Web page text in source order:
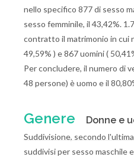
nello specifico 877 di sesso
sesso femminile, il 43,42%.
contratto il matrimonio in cui
49,59% ) e 867 uomini (
Per concludere, il numero di
48 persone) è uomo e il
Genere Donne e
Suddivisione, secondo
suddivisi per sesso maschile